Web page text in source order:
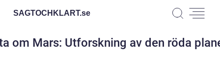
SAGTOCHKLART.se
om Mars: Utforskning av den röda